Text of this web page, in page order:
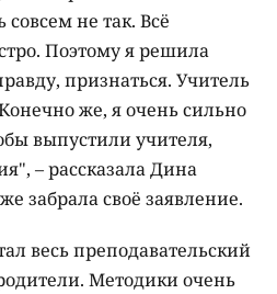
не так. Всё
Поэтому я решила
признаться. Учитель
же, я очень сильно
выпустили учителя,
– рассказала Дина
забрала своё заявление.
весь преподавательский
Методики очень